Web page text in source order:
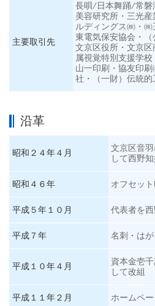
主要取引先
長唄/日本舞踊/常磐
美容研究所・三光
ルディングス㈱・㈱
東電気保安協会・
文京区役所・文京
属視覚特別支援学
山一印刷・協友印
社・（一財）伝統的
沿革
昭和２４年４月
文京区音
して西野
昭和４６年 オフセッ
平成５年１０月 代表者を
平成７年 名刺・は
平成１０年４月
資本金壱
して改組
平成１１年２月 ホームペ